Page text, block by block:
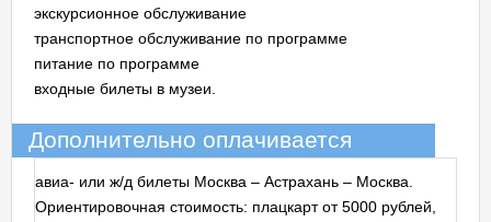
экскурсионное обслуживание
транспортное обслуживание по программе
питание по программе
входные билеты в музеи.
Дополнительно оплачивается
авиа- или ж/д билеты Москва – Астрахань – Москва.
Ориентировочная стоимость: плацкарт от 5000 рублей,